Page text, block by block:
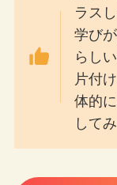
ラス
学び
らし
片付
体的
して